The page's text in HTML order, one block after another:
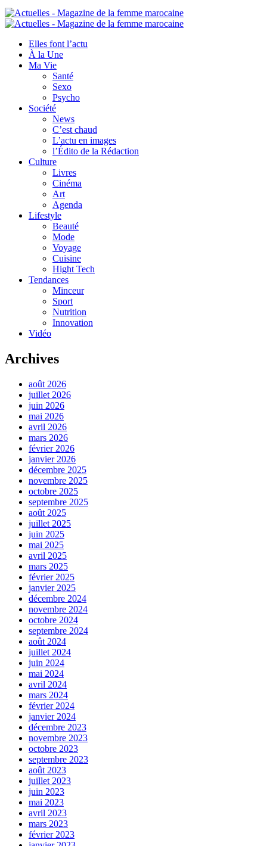
Elles font l’actu
À la Une
Ma Vie
Santé
Sexo
Psycho
Société
News
C’est chaud
L’actu en images
l’Édito de la Rédaction
Culture
Livres
Cinéma
Art
Agenda
Lifestyle
Beauté
Mode
Voyage
Cuisine
Hight Tech
Tendances
Minceur
Sport
Nutrition
Innovation
Vidéo
Archives
août 2026
juillet 2026
juin 2026
mai 2026
avril 2026
mars 2026
février 2026
janvier 2026
décembre 2025
novembre 2025
octobre 2025
septembre 2025
août 2025
juillet 2025
juin 2025
mai 2025
avril 2025
mars 2025
février 2025
janvier 2025
décembre 2024
novembre 2024
octobre 2024
septembre 2024
août 2024
juillet 2024
juin 2024
mai 2024
avril 2024
mars 2024
février 2024
janvier 2024
décembre 2023
novembre 2023
octobre 2023
septembre 2023
août 2023
juillet 2023
juin 2023
mai 2023
avril 2023
mars 2023
février 2023